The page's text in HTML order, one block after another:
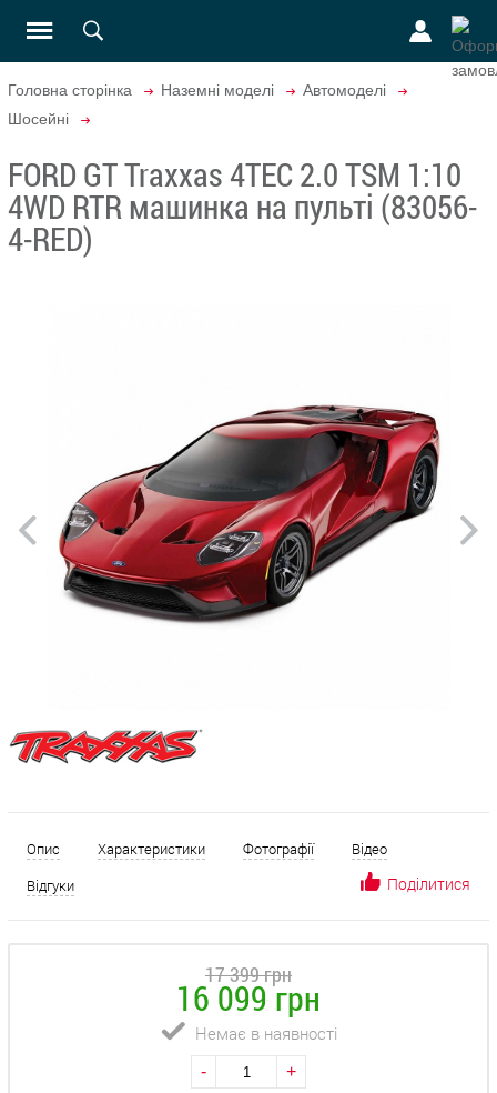
Головна сторінка Наземні моделі
Автомоделі
Шосейні
FORD GT Traxxas 4TEC 2.0 TSM 1:10
4WD RTR машинка на пульті (83056-
4-RED)
Опис Характеристики Фотографії
Відео
Відгуки
Поділитися
17 399 грн
16 099 грн
Немає в наявності
- +